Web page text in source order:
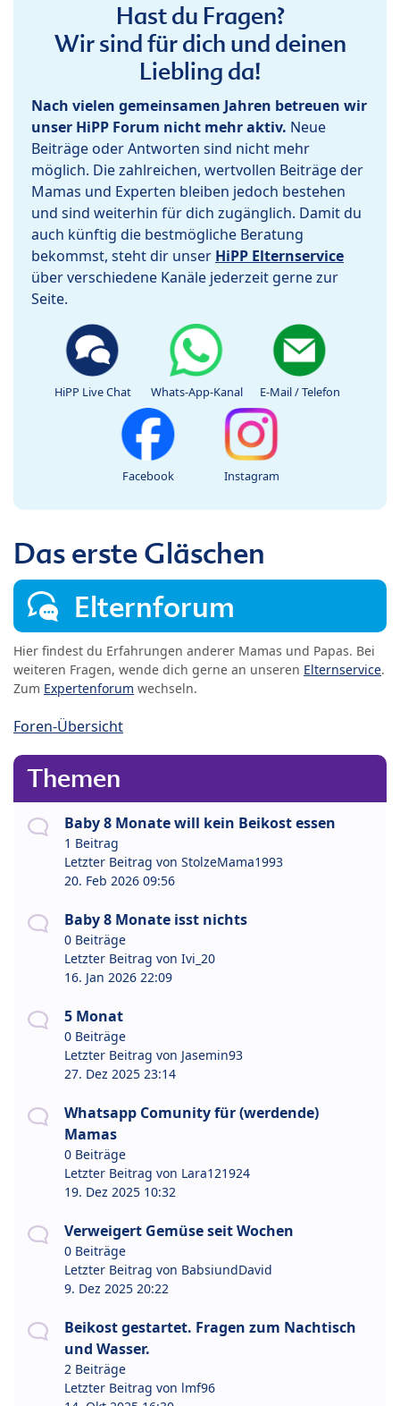
Hast du Fragen?
Wir sind für dich und deinen
Liebling da!
Nach vielen gemeinsamen Jahren betreuen wir
unser HiPP Forum nicht mehr aktiv. Neue
Beiträge oder Antworten sind nicht mehr
möglich. Die zahlreichen, wertvollen Beiträge der
Mamas und Experten bleiben jedoch bestehen
und sind weiterhin für dich zugänglich. Damit du
auch künftig die bestmögliche Beratung
bekommst, steht dir unser HiPP Elternservice
über verschiedene Kanäle jederzeit gerne zur
Seite.
HiPP Live Chat Whats-App-Kanal E-Mail / Telefon
Facebook Instagram
Das erste Gläschen
Elternforum
Hier findest du Erfahrungen anderer Mamas und Papas. Bei
weiteren Fragen, wende dich gerne an unseren Elternservice.
Zum Expertenforum wechseln.
Foren-Übersicht
Themen
Baby 8 Monate will kein Beikost essen
1 Beitrag
Letzter Beitrag von StolzeMama1993
20. Feb 2026 09:56
Baby 8 Monate isst nichts
0 Beiträge
Letzter Beitrag von Ivi_20
16. Jan 2026 22:09
5 Monat
0 Beiträge
Letzter Beitrag von Jasemin93
27. Dez 2025 23:14
Whatsapp Comunity für (werdende)
Mamas
0 Beiträge
Letzter Beitrag von Lara121924
19. Dez 2025 10:32
Verweigert Gemüse seit Wochen
0 Beiträge
Letzter Beitrag von BabsiundDavid
9. Dez 2025 20:22
Beikost gestartet. Fragen zum Nachtisch
und Wasser.
2 Beiträge
Letzter Beitrag von lmf96